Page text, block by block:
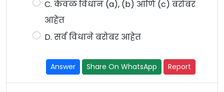
C. केवळ विधान (a), (b) आणि (c) बरोबर
आहेत
D. सर्व विधाने बरोबर आहेत
Answer Share On WhatsApp Report